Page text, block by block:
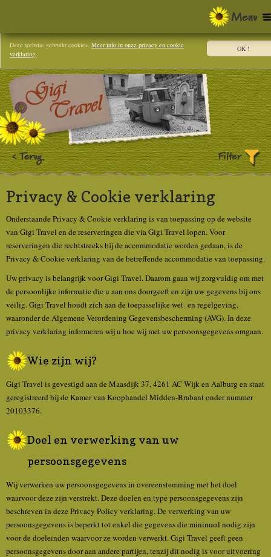
OK !
Deze website gebruikt cookies. Meer info in onze privacy en cookie
verklaring.
Privacy & Cookie verklaring
Onderstaande Privacy & Cookie verklaring is van toepassing op de website
van Gigi Travel en de reserveringen die via Gigi Travel lopen. Voor
reserveringen die rechtstreeks bij de accommodatie worden gedaan, is de
Privacy & Cookie verklaring van de betreffende accommodatie van toepassing.
Uw privacy is belangrijk voor Gigi Travel. Daarom gaan wij zorgvuldig om met
de persoonlijke informatie die u aan ons doorgeeft en zijn uw gegevens bij ons
veilig. Gigi Travel houdt zich aan de toepasselijke wet- en regelgeving,
waaronder de Algemene Verordening Gegevensbescherming (AVG). In deze
privacy verklaring informeren wij u hoe wij met uw persoonsgegevens omgaan.
Wie zijn wij?
Gigi Travel is gevestigd aan de Maasdijk 37, 4261 AC Wijk en Aalburg en staat
geregistreerd bij de Kamer van Koophandel Midden-Brabant onder nummer
20103376.
Doel en verwerking van uw
persoonsgegevens
Wij verwerken uw persoonsgegevens in overeenstemming met het doel
waarvoor deze zijn verstrekt. Deze doelen en type persoonsgegevens zijn
beschreven in deze Privacy Policy verklaring. De verwerking van uw
persoonsgegevens is beperkt tot enkel die gegevens die minimaal nodig zijn
voor de doeleinden waarvoor ze worden verwerkt. Gigi Travel geeft geen
persoonsgegevens door aan andere partijen, tenzij dit nodig is voor uitvoering